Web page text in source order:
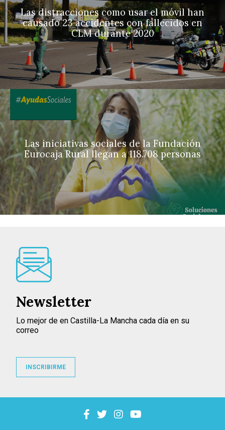
Las distracciones como usar el móvil han
causado 23 accidentes con fallecidos en
CLM durante 2020
Las iniciativas sociales de la Fundación
Eurocaja Rural llegan a 118.708 personas
Newsletter
Lo mejor de en Castilla-La Mancha cada día en su
correo
INSCRIBIRME